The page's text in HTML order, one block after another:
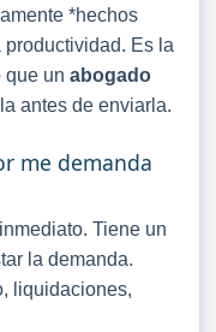
*hechos
Es la
que unabogado
antes de enviarla.
me demanda
Tiene un
la demanda.
liquidaciones,